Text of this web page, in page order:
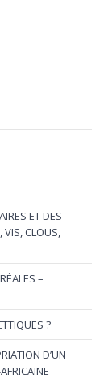
ET DES
CLOUS,
–
?
D’UN